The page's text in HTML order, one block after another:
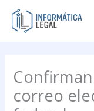
contenido
correo